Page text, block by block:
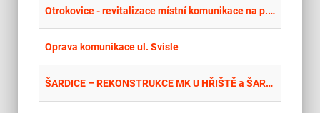
Otrokovice - revitalizace místní komunikace na p. č. 439/2 (za OD)
Oprava komunikace ul. Svisle
ŠARDICE – REKONSTRUKCE MK U HŘIŠTĚ a ŠARDICE – REKONSTRUKCE KOMUNIKACE V ULICI ZEMKOVA, TRASA 4